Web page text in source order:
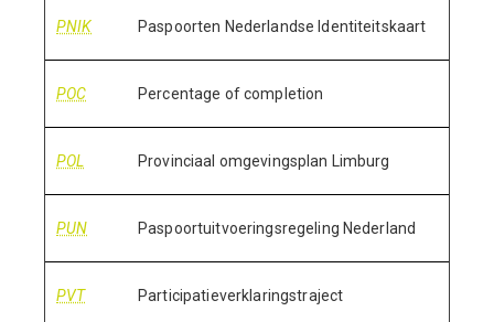
PNIK Paspoorten Nederlandse Identiteitskaart
POC Percentage of completion
POL Provinciaal omgevingsplan Limburg
PUN Paspoortuitvoeringsregeling Nederland
PVT Participatieverklaringstraject